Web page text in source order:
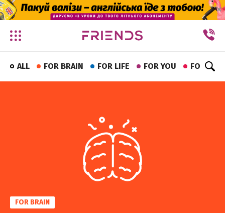
✕
ALL FOR BRAIN FOR LIFE FOR YOU FOR FUN
FOR BRAIN